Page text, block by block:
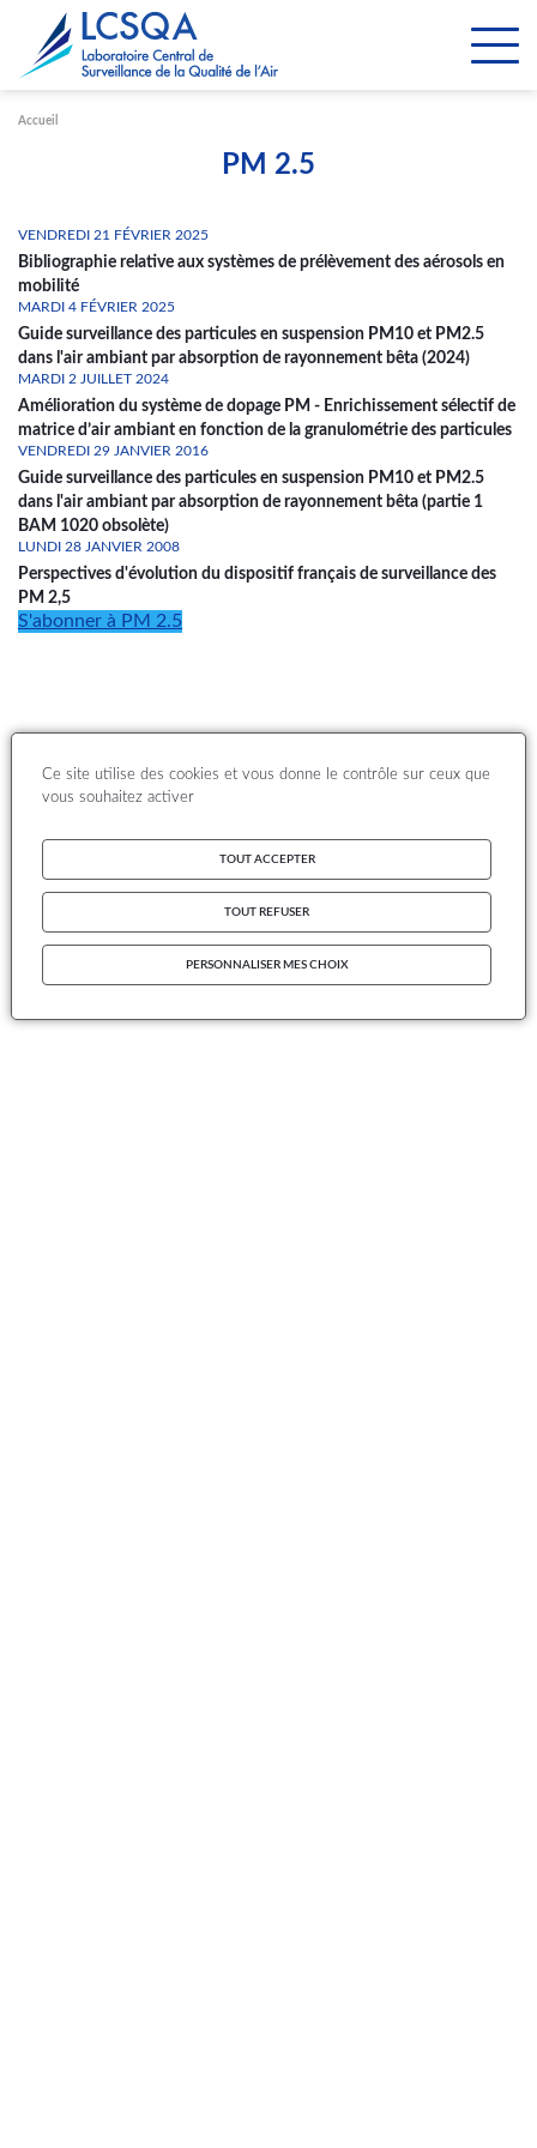
Accueil
PM 2.5
VENDREDI 21 FÉVRIER 2025
Bibliographie relative aux systèmes de prélèvement des aérosols en
mobilité
MARDI 4 FÉVRIER 2025
Guide surveillance des particules en suspension PM10 et PM2.5
dans l'air ambiant par absorption de rayonnement bêta (2024)
MARDI 2 JUILLET 2024
Amélioration du système de dopage PM - Enrichissement sélectif de
matrice d’air ambiant en fonction de la granulométrie des particules
VENDREDI 29 JANVIER 2016
Guide surveillance des particules en suspension PM10 et PM2.5
dans l'air ambiant par absorption de rayonnement bêta (partie 1
BAM 1020 obsolète)
LUNDI 28 JANVIER 2008
Perspectives d'évolution du dispositif français de surveillance des
PM 2,5
S'abonner à PM 2.5
Paramétrer les cookies
Ce site utilise des cookies et vous donne le contrôle sur ceux que
vous souhaitez activer
TOUT ACCEPTER
TOUT REFUSER
PERSONNALISER MES CHOIX